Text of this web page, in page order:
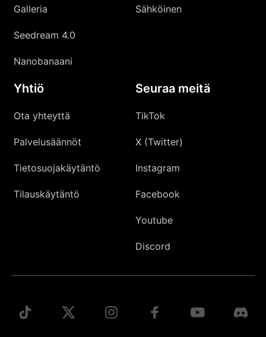
Galleria
Seedream 4.0
Nanobanaani
Sähköinen
Yhtiö
Ota yhteyttä
Palvelusäännöt
Tietosuojakäytäntö
Tilauskäytäntö
Seuraa meitä
TikTok
X (Twitter)
Instagram
Facebook
Youtube
Discord